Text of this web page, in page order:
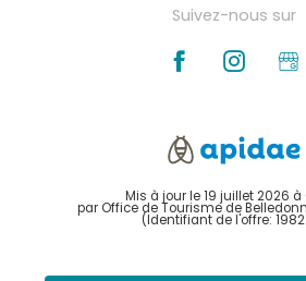
Suivez-nous sur
Mis à jour le 19 juillet 2026 à
par Office de Tourisme de
(Identifiant de l'offre: